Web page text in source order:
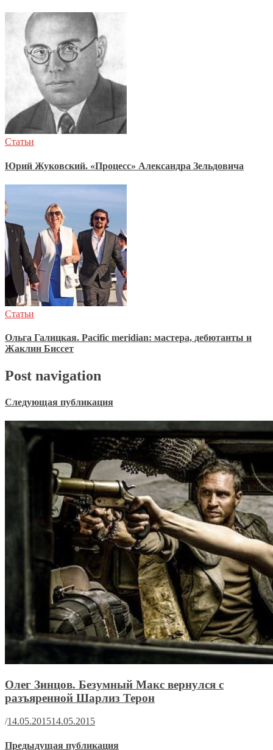
Статьи
Юрий Жуковский. «Процесс» Александра Зельдовича
Статьи
Ольга Галицкая. Pacific meridian: мастера, дебютанты и
Жаклин Биссет
Post navigation
Следующая публикация
Олег Зинцов. Безумный Макс вернулся с
разъяренной Шарлиз Терон
/14.05.201514.05.2015
Предыдущая публикация